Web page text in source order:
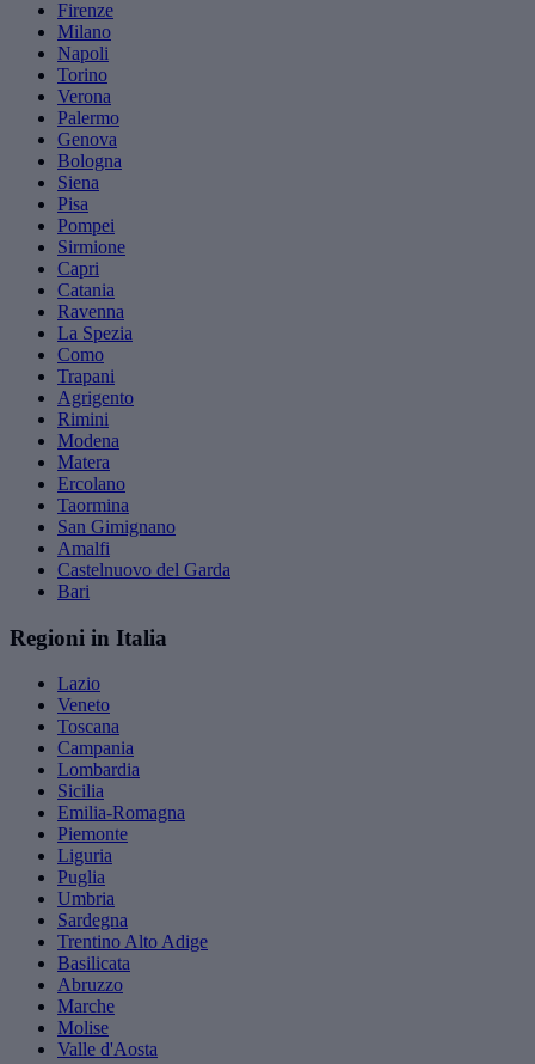
Firenze
Milano
Napoli
Torino
Verona
Palermo
Genova
Bologna
Siena
Pisa
Pompei
Sirmione
Capri
Catania
Ravenna
La Spezia
Como
Trapani
Agrigento
Rimini
Modena
Matera
Ercolano
Taormina
San Gimignano
Amalfi
Castelnuovo del Garda
Bari
Regioni in Italia
Lazio
Veneto
Toscana
Campania
Lombardia
Sicilia
Emilia-Romagna
Piemonte
Liguria
Puglia
Umbria
Sardegna
Trentino Alto Adige
Basilicata
Abruzzo
Marche
Molise
Valle d'Aosta